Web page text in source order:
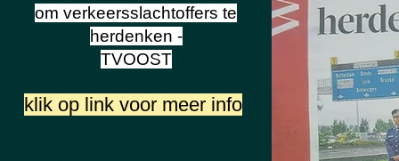
om verkeersslachtoffers te
herdenken -
TVOOST
klik op link voor meer info